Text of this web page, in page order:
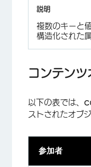
複数のキーと
構造化された
コンテンツ
以下の表では、
ストされたオブ
参加者